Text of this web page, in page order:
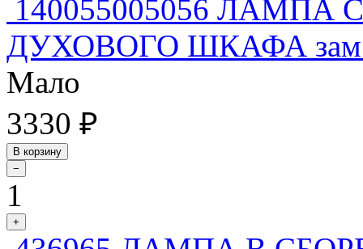
140055005056
ДУХОВОГО ШКАФА зам.
Мало
3330 ₽
В корзину
−
1
+